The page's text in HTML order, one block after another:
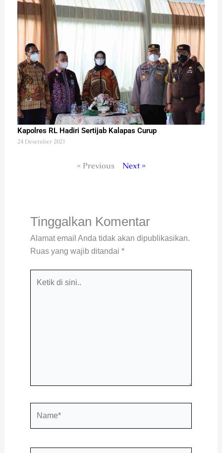
Kapolres RL Hadiri Sertijab Kalapas Curup
24 Desember 2021
« Previous Next »
Tinggalkan Komentar
Alamat email Anda tidak akan dipublikasikan.
Ruas yang wajib ditandai *